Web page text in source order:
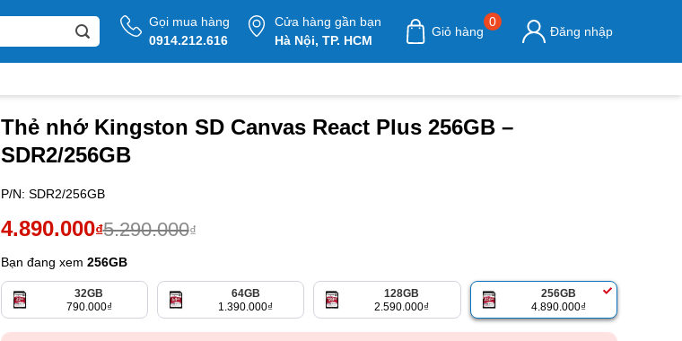
Gọi mua hàng
0914.212.616
Cửa hàng gần bạn
Hà Nội, TP. HCM
Giỏ hàng
0
Đăng nhập
Thẻ nhớ Kingston SD Canvas React Plus 256GB –
SDR2/256GB
P/N: SDR2/256GB
5.290.000₫
Giá
gốc
là:
5.290.000₫.
4.890.000₫
Giá
hiện
tại
là:
4.890.000₫.
Bạn đang xem 256GB
32GB
790.000₫
64GB
1.390.000₫
128GB
2.590.000₫
256GB
4.890.000₫